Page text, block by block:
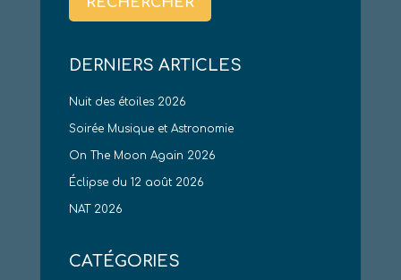
DERNIERS ARTICLES
Nuit des étoiles 2026
Soirée Musique et Astronomie
On The Moon Again 2026
Éclipse du 12 août 2026
NAT 2026
CATÉGORIES